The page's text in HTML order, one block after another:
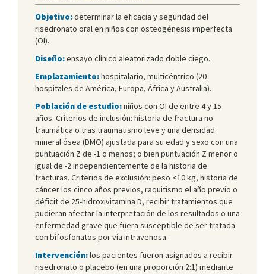
Objetivo:determinar la eficacia y seguridad del
risedronato oral en niños con osteogénesis imperfecta
(OI).
Diseño:ensayo clínico aleatorizado doble ciego.
Emplazamiento:hospitalario, multicéntrico (20
hospitales de América, Europa, África y Australia).
Población de estudio:niños con OI de entre 4 y 15
años. Criterios de inclusión: historia de fractura no
traumática o tras traumatismo leve y una densidad
mineral ósea (DMO) ajustada para su edad y sexo con una
puntuación Z de -1 o menos; o bien puntuación Z menor o
igual de -2 independientemente de la historia de
fracturas. Criterios de exclusión: peso <10 kg, historia de
cáncer los cinco años previos, raquitismo el año previo o
déficit de 25-hidroxivitamina D, recibir tratamientos que
pudieran afectar la interpretación de los resultados o una
enfermedad grave que fuera susceptible de ser tratada
con bifosfonatos por vía intravenosa.
Intervención:los pacientes fueron asignados a recibir
risedronato o placebo (en una proporción 2:1) mediante